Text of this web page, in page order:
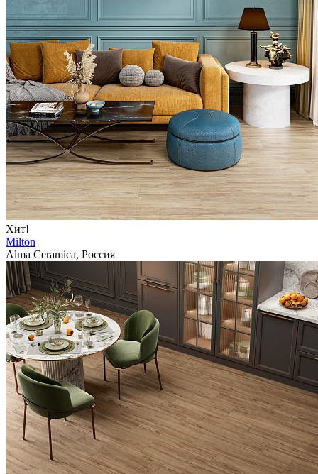
Хит!
Milton
Alma Ceramica, Россия